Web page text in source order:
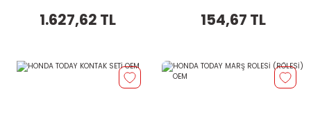
1.627,62 TL 154,67 TL